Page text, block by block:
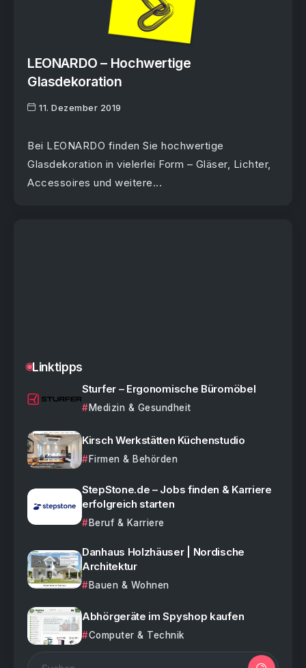
LEONARDO – Hochwertige
Glasdekoration
11. Dezember 2019
Bei LEONARDO finden Sie hochwertige
Glasdekoration in vielerlei Form – Gläser, Lichter,
Accessoires und weitere...
Linktipps
Sturfer – Ergonomische Büromöbel
Medizin & Gesundheit
Kirsch Werkstätten Küchenstudio
Firmen & Behörden
StepStone.de – Jobs finden & Karriere
erfolgreich starten
Beruf & Karriere
Danhaus Holzhäuser | Nordische
Architektur
Bauen & Wohnen
Abhörgeräte im Spyshop kaufen
Computer & Technik